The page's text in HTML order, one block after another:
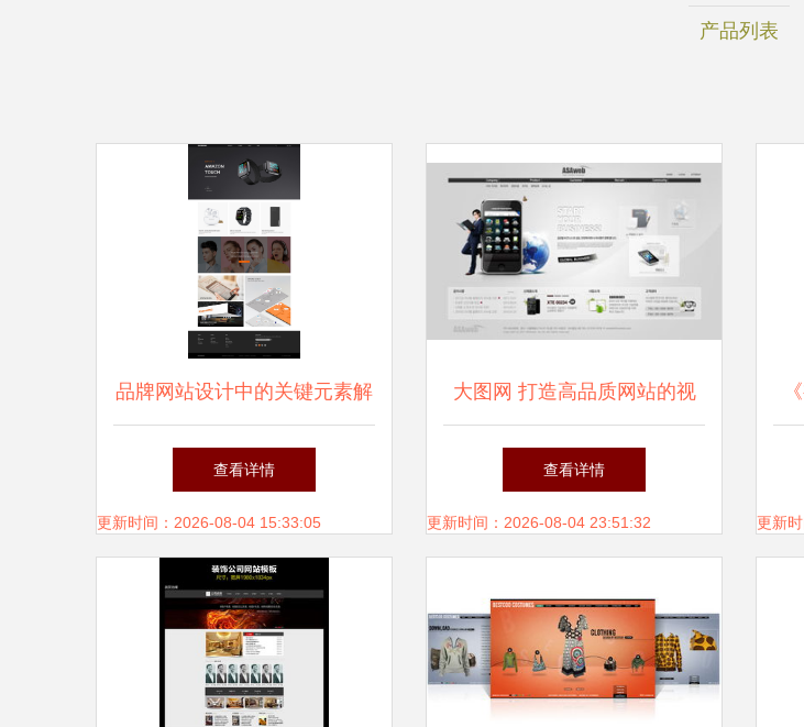
产品列表
品牌网站设计中的关键元素解
析 Banner、栏目页、产品页
的设计艺术
查看详情
更新时间：2026-08-04 15:33:05
大图网 打造高品质网站的视
觉力量
查看详情
更新时间：2026-08-04 23:51:32 更新